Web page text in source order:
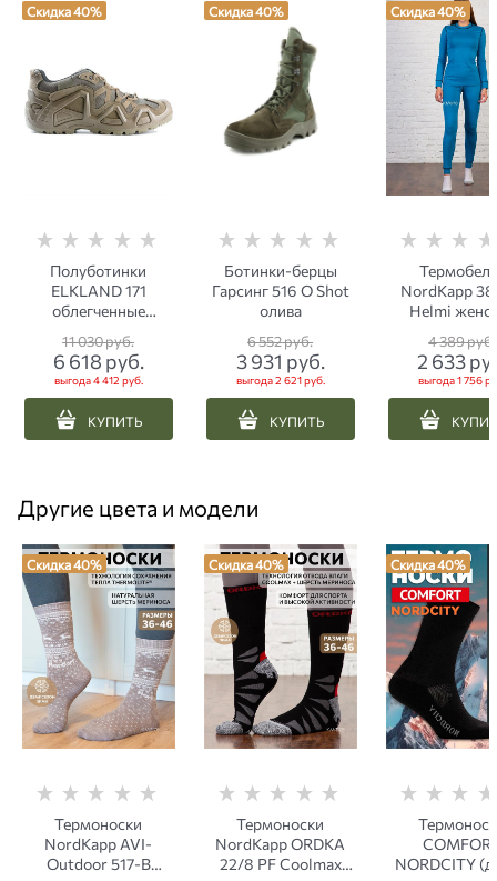
Скидка 40%
Полуботинки
ELKLAND 171
облегченные
11 030 руб.
6 618 руб.
выгода4 412 руб.
КУПИТЬ
Скидка 40%
Ботинки-берцы
Гарсинг 516 О Shot
олива
6 552 руб.
3 931 руб.
выгода2 621 руб.
КУПИТЬ
Скидка 40%
NordKapp
Helmi
4 389 руб.
2 633
выгода1 756
Другие цвета и модели
Скидка 40%
Термоноски
NordKapp AVI-
Outdoor 517-B
Скидка 40%
Термоноски
NordKapp ORDKA
22/8 PF Coolmax
Скидка 40%
NORDCITY